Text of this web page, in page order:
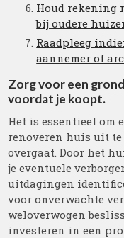
Houd rekening
bij oudere
Raadpleeg
aannemer of
Zorg voor een
voordat je koopt.
Het is essentieel om
renoveren huis uit
overgaat. Door het
je eventuele
uitdagingen
voor onverwachte
weloverwogen
investeren in een